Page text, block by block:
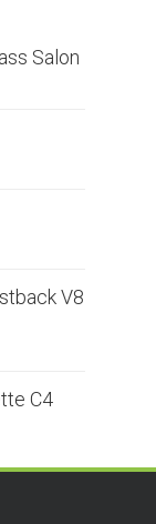
Salon
V8
C4